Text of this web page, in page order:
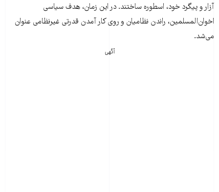
آزار و پیگرد خود، اسطوره ساختند. در این زمان، هدف سیاسی
اخوان‌المسلمین، راندن نظامیان و روی کار آمدن قدرتی غیرنظامی عنوان
می‌شد.
آگهی